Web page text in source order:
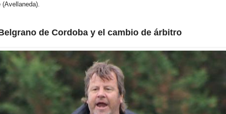
(Avellaneda).
de Cordoba y el cambio de árbitro